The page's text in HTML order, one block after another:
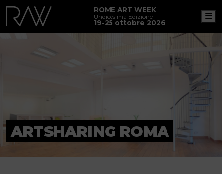
ROME ART WEEK
Undicesima Edizione
19-25 ottobre 2026
ARTSHARING ROMA